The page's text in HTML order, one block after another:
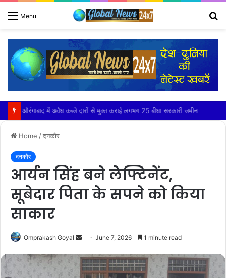
Menu
आयुर्वेद के अनुसार हल्का, गर्म और सुपाच्य भोजन है लाभकारी – डॉ. शैलेश रौसा
Home /दनकौर
दनकौर
आर्यन सिंह बने लेफ्टिनेंट,
सूबेदार पिता के सपने को किया
साकार
Omprakash Goyal
Send
email
June 7, 2026 1 minute read